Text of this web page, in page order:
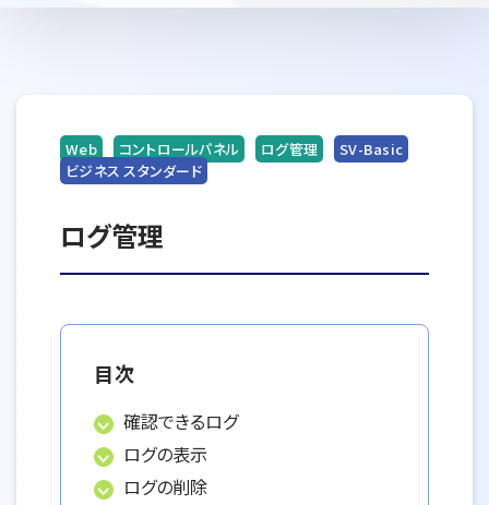
Web コントロールパネル ログ管理
SV-Basic
ビジネス スタンダード
ログ管理
目次
確認できるログ
ログの表示
ログの削除